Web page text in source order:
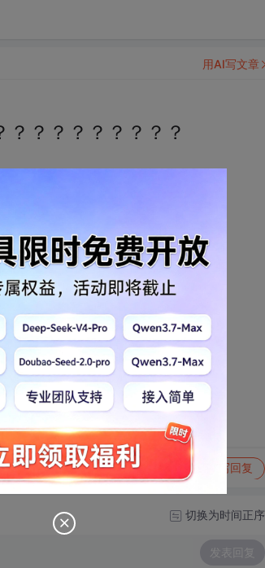
？？？？？？？？
SPRING开发一般的应用很熟练
举报 写回复
用AI写文章
切换为时间正序
发表回复